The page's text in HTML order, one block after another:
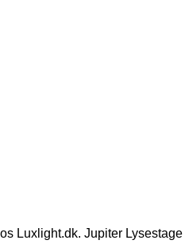
Luxlight.dk. Jupiter